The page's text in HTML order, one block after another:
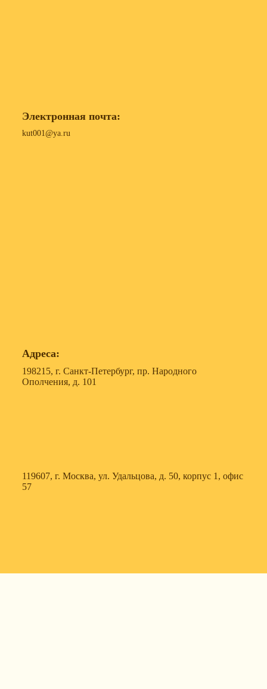
Электронная почта:
kut001@ya.ru
Адреса:
198215, г. Санкт-Петербург, пр. Народного
Ополчения, д. 101
119607, г. Москва, ул. Удальцова, д. 50, корпус 1, офис
57